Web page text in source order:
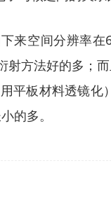
来空间分辨率
射方法好的多
平板材料透镜
的多。